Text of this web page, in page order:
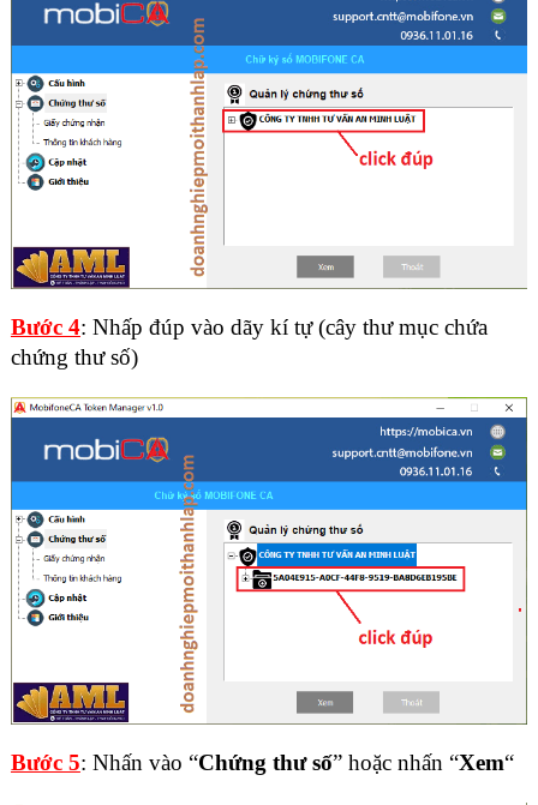
Bước 4: Nhấp đúp vào dãy kí tự (cây thư mục chứa
chứng thư số)
Bước 5: Nhấn vào “Chứng thư số” hoặc nhấn “Xem“